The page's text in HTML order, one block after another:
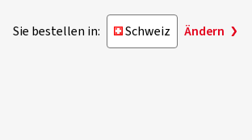
Sie bestellen in: Schweiz Ändern